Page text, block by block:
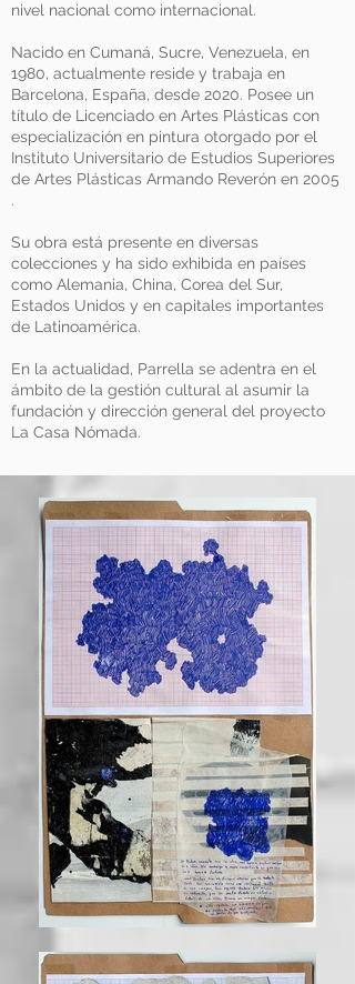
nivel nacional como internacional.
Nacido en Cumaná, Sucre, Venezuela, en
1980, actualmente reside y trabaja en
Barcelona, ​​España, desde 2020. Posee un
título de Licenciado en Artes Plásticas con
especialización en pintura otorgado por el
Instituto Universitario de Estudios Superiores
de Artes Plásticas Armando Reverón en 2005
.
Su obra está presente en diversas
colecciones y ha sido exhibida en países
como Alemania, China, Corea del Sur,
Estados Unidos y en capitales importantes
de Latinoamérica.
En la actualidad, Parrella se adentra en el
ámbito de la gestión cultural al asumir la
fundación y dirección general del proyecto
La Casa Nómada.